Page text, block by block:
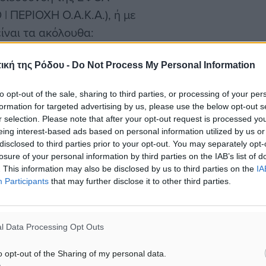
της Ρόδου - Do Not Process My Personal Information
opt-out of the sale, sharing to third parties, or processing of your
for targeted advertising by us, please use the below opt-out
selection. Please note that after your opt-out request is processed
interest-based ads based on personal information utilized by us
to third parties prior to your opt-out. You may separately
of your personal information by third parties on the IAB’s list of
This information may also be disclosed by us to third parties on the
Participants that may further disclose it to other third parties.
Data Processing Opt Outs
opt-out of the Sharing of my personal data.
ΠΕΡΙΟΧΗ Ο.Α.Κ.Α.), ή με
τα ακόλουθα:
μετεγγραφής από τον
τρια την
& υπογεγραμμένη).
Υπεύθυνης
ασκούν τη γονική
τους στη